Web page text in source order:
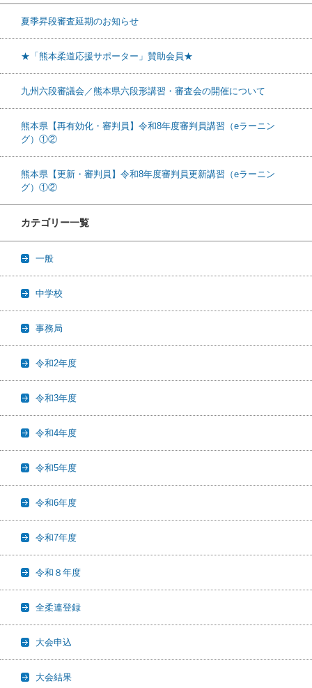
夏季昇段審査延期のお知らせ
★「熊本柔道応援サポーター」賛助会員★
九州六段審議会／熊本県六段形講習・審査会の開催について
熊本県【再有効化・審判員】令和8年度審判員講習（eラーニン
グ）①②
熊本県【更新・審判員】令和8年度審判員更新講習（eラーニン
グ）①②
カテゴリー一覧
一般
中学校
事務局
令和2年度
令和3年度
令和4年度
令和5年度
令和6年度
令和7年度
令和８年度
全柔連登録
大会申込
大会結果